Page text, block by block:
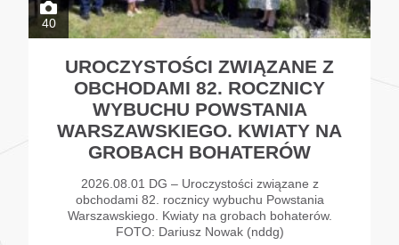
40
UROCZYSTOŚCI ZWIĄZANE Z
OBCHODAMI 82. ROCZNICY
WYBUCHU POWSTANIA
WARSZAWSKIEGO. KWIATY NA
GROBACH BOHATERÓW
2026.08.01 DG – Uroczystości związane z
obchodami 82. rocznicy wybuchu Powstania
Warszawskiego. Kwiaty na grobach bohaterów.
FOTO: Dariusz Nowak (nddg)